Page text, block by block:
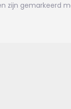
zijn gemarkeerd